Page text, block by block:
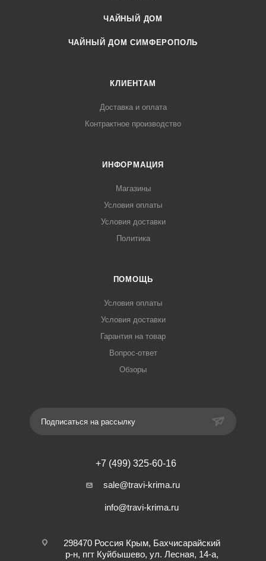
ЧАЙНЫЙ ДОМ
ЧАЙНЫЙ ДОМ СИМФЕРОПОЛЬ
КЛИЕНТАМ
Доставка и оплата
Контрактное производство
ИНФОРМАЦИЯ
Магазины
Условия оплаты
Условия доставки
Политика
ПОМОЩЬ
Условия оплаты
Условия доставки
Гарантия на товар
Вопрос-ответ
Обзоры
Подписаться на рассылку
+7 (499) 325-60-16
sale@travi-krima.ru
info@travi-krima.ru
298470 Россия Крым, Бахчисарайский
р-н, пгт Куйбышево, ул. Лесная, 14-а,